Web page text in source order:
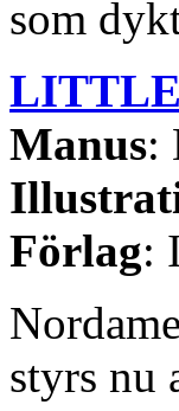
som
Manus:
Förlag:
styrs nu